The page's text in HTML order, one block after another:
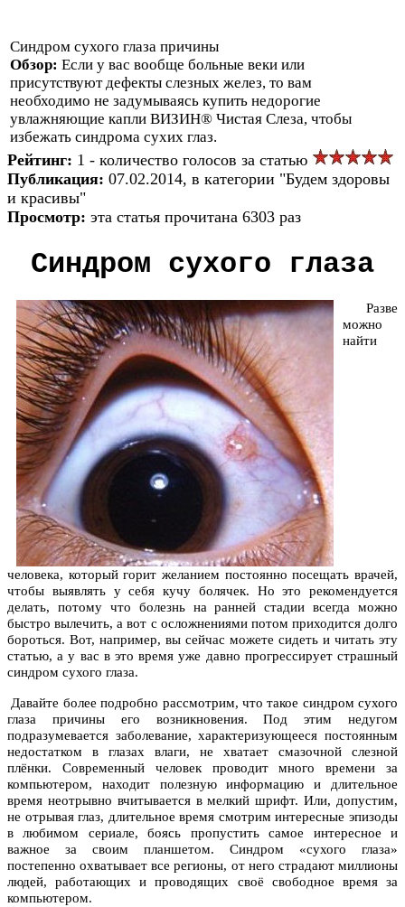
Синдром сухого глаза причины
Обзор: Если у вас вообще больные веки или
присутствуют дефекты слезных желез, то вам
необходимо не задумываясь купить недорогие
увлажняющие капли ВИЗИН® Чистая Слеза, чтобы
избежать синдрома сухих глаз.
Рейтинг: 1 - количество голосов за статью
Публикация: 07.02.2014, в категории "Будем здоровы
и красивы"
Просмотр: эта статья прочитана 6303 раз
Синдром сухого глаза
Разве
можно
найти
человека, который горит желанием постоянно посещать врачей,
чтобы выявлять у себя кучу болячек. Но это рекомендуется
делать, потому что болезнь на ранней стадии всегда можно
быстро вылечить, а вот с осложнениями потом приходится долго
бороться. Вот, например, вы сейчас можете сидеть и читать эту
статью, а у вас в это время уже давно прогрессирует страшный
синдром сухого глаза.
Давайте более подробно рассмотрим, что такое синдром сухого
глаза причины
его возникновения. Под этим недугом
подразумевается заболевание, характеризующееся постоянным
недостатком в глазах влаги, не хватает смазочной слезной
плёнки. Современный человек проводит много времени за
компьютером, находит полезную информацию и длительное
время неотрывно вчитывается в мелкий шрифт. Или, допустим,
не отрывая глаз, длительное время смотрим интересные эпизоды
в любимом сериале, боясь пропустить самое интересное и
важное за своим планшетом. Синдром «сухого глаза»
постепенно охватывает все регионы, от него страдают миллионы
людей, работающих и проводящих своё свободное время за
компьютером.